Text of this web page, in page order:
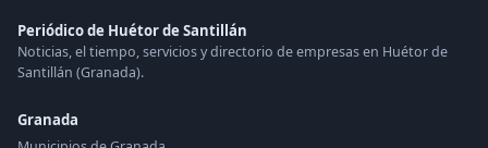
Periódico de Huétor de Santillán
Noticias, el tiempo, servicios y directorio de empresas en Huétor de
Santillán (Granada).
Granada